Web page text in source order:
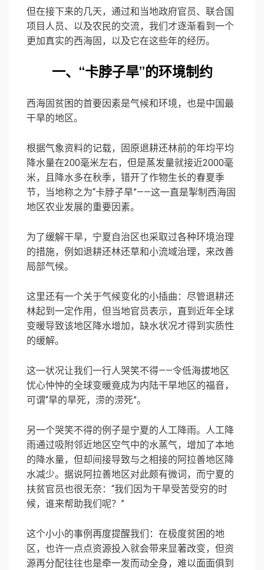
但在接下来的几天，通过和当地政府官员、联合国
项目人员、以及农民的交流，我们才逐渐看到一个
更加真实的西海固，以及它在这些年的经历。
一、“卡脖子旱”的环境制约
西海固贫困的首要因素是气候和环境，也是中国最
干旱的地区。
根据气象资料的记载，固原退耕还林前的年均平均
降水量在200毫米左右，但是蒸发量就接近2000毫
米，且降水多在秋季，错开了作物生长的春夏季
节，当地称之为“卡脖子旱”——这一直是掣制西海固
地区农业发展的重要因素。
为了缓解干旱，宁夏自治区也采取过各种环境治理
的措施，例如退耕还林还草和小流域治理，来改善
局部气候。
这里还有一个关于气候变化的小插曲：尽管退耕还
林起到一定作用，但当地官员表示，直到近年全球
变暖导致该地区降水增加，缺水状况才得到实质性
的缓解。
这一状况让我们一行人哭笑不得——令低海拔地区
忧心忡忡的全球变暖竟成为内陆干旱地区的福音，
可谓“旱的旱死，涝的涝死”。
另一个哭笑不得的例子是宁夏的人工降雨。人工降
雨通过吸附邻近地区空气中的水蒸气，增加了本地
的降水量，但却间接导致与之相接的阿拉善地区降
水减少。据说阿拉善地区对此颇有微词，而宁夏的
扶贫官员也很无奈：“我们因为干旱受苦受穷的时
候，谁来帮助我们呢？”
这个小小的事例再度提醒我们：在极度贫困的地
区，也许一点点资源投入就会带来显著改变，但资
源再分配往往也是牵一发而动全身，难以面面俱到